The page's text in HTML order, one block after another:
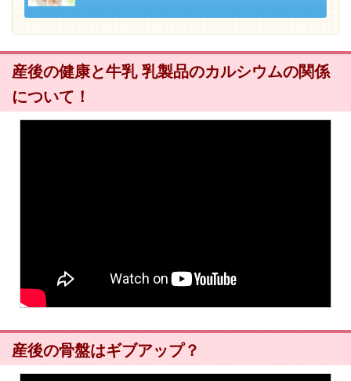
産後の健康と牛乳 乳製品のカルシウムの関係
について！
産後の骨盤はギブアップ？